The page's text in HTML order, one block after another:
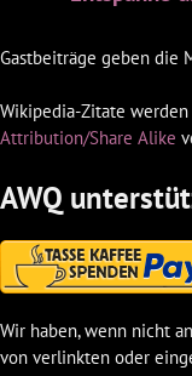
Gastbeiträge geben die
Wikipedia-Zitate
Attribution/Share Alike
AWQ
Wir haben, wenn nicht
von verlinkten oder